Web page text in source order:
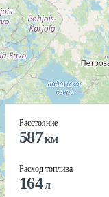
Расстояние
587км
Расход топлива
164л